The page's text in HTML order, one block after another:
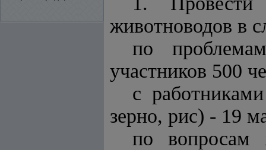
животноводов в
по
участников 500
с
зерно, рис) - 19
по вопросам